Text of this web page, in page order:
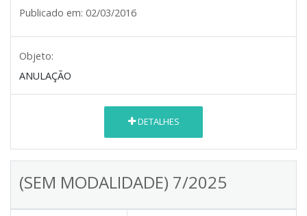
Publicado em: 02/03/2016
Objeto:
ANULAÇÃO
DETALHES
(SEM MODALIDADE) 7/2025